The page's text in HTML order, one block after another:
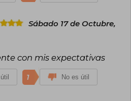
Sábado 17 de Octubre,
con mis expectativas
1 No es útil